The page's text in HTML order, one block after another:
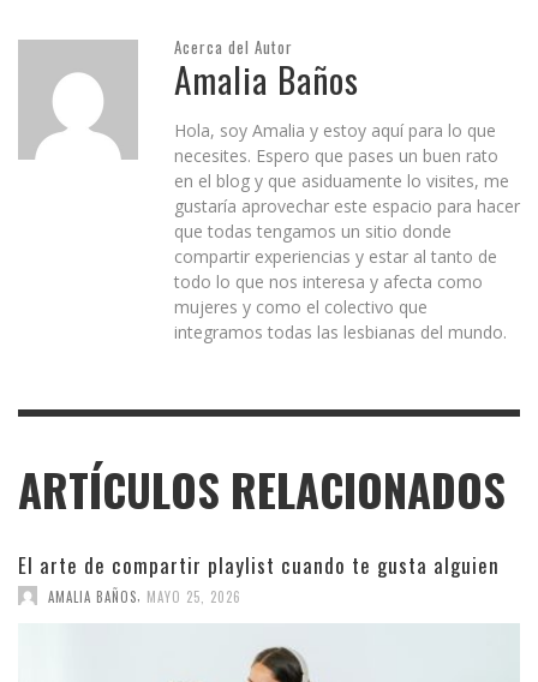
Acerca del Autor
Amalia Baños
Hola, soy Amalia y estoy aquí para lo que
necesites. Espero que pases un buen rato
en el blog y que asiduamente lo visites, me
gustaría aprovechar este espacio para hacer
que todas tengamos un sitio donde
compartir experiencias y estar al tanto de
todo lo que nos interesa y afecta como
mujeres y como el colectivo que
integramos todas las lesbianas del mundo.
ARTÍCULOS RELACIONADOS
El arte de compartir playlist cuando te gusta alguien
AMALIA BAÑOS MAYO 25, 2026